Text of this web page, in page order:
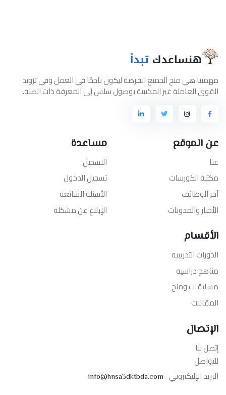
مهمتنا هي منح الجميع الفرصة ليكون ناجحًا في العمل وفي تزويد
القوى العاملة غير المكتبية بوصول سلس إلى المعرفة ذات الصلة.
عن الموقع
عنا
مكتبة الكورسات
آخر الوظائف
الأخبار والمدونات
مساعدة
التسجيل
تسجيل الدخول
الأسئلة الشائعة
الإبلاغ عن مشكلة
الأقسام
الدورات التدريبيه
مناهج دراسيه
مسابقات ومنح
المقالات
الإتصال
إتصل بنا
للتواصل
البريد الإليكتروني info@hnsa3dktbda.com